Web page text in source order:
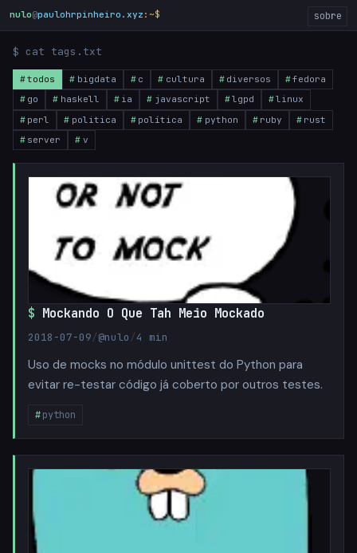
nulo@paulohrpinheiro.xyz :~$ sobre
$ cat tags.txt
todos bigdata c cultura diversos
fedora
go
haskell ia javascript lgpd
linux
perl
politica política python ruby
rust
server
v
Mockando O Que Tah Meio Mockado
2018-07-09/@nulo /4 min
Uso de mocks no módulo unittest do Python para
evitar re-testar código já coberto por outros testes.
python